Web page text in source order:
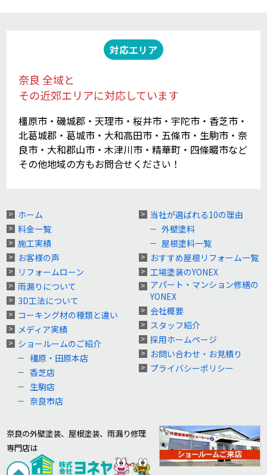
対応エリア
奈良 全域と
その近郊エリアに対応しています
橿原市・磯城郡・天理市・桜井市・宇陀市・香芝市・
北葛城郡・葛城市・大和高田市・五條市・生駒市・奈
良市・大和郡山市・木津川市・精華町・四條畷市など
その他地域の方もお問合せください！
ホーム
料金一覧
施工実績
お客様の声
リフォームローン
雨漏りについて
3D工法について
コーキング材の種類と違い
メディア実績
ショールームのご紹介
橿原・田原本店
香芝店
生駒店
奈良市店
当社が選ばれる10の理由
外壁塗料
屋根塗料一覧
おすすめ屋根リフォーム一覧
工場塗装のYONEX
アパート・マンション修繕の
YONEX
会社概要
スタッフ紹介
採用ホームページ
お問い合わせ・お見積り
プライバシーポリシー
奈良の外壁塗装、屋根塗装、雨漏り修理
専門店は